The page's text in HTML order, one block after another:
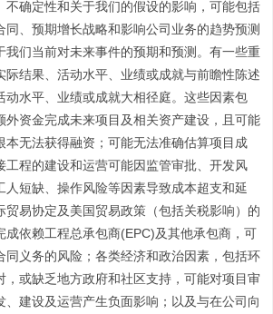
不确定性和关于我们的假设的影响，可能包括
、预期增长战略和影响公司业务的趋势预测
我们当前对未来事件的预期和预测。有一些重
际结果、活动水平、业绩或成就与前瞻性陈述
动水平、业绩或成就大相径庭。这些因素包
外资金完成未来项目及相关资产建设，且可能
本无法获得融资；可能无法准确估算项目成
工程的建设和运营可能因监管审批、开发风
人短缺、操作风险等因素导致成本超支和延
贸易协定及美国贸易政策（包括关税影响）的
成依赖工程总承包商(EPC)及其他承包商，可
同义务的风险；各类经济和政治因素，包括环
，或缺乏地方政府和社区支持，可能对项目审
、建设及运营产生负面影响；以及与在公司向